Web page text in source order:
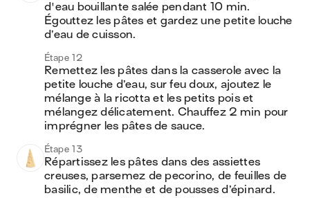
d'eau bouillante salée pendant 10 min.
Égouttez les pâtes et gardez une petite louche
d’eau de cuisson.
Étape 12
Remettez les pâtes dans la casserole avec la
petite louche d’eau, sur feu doux, ajoutez le
mélange à la ricotta et les petits pois et
mélangez délicatement. Chauffez 2 min pour
imprégner les pâtes de sauce.
Étape 13
Répartissez les pâtes dans des assiettes
creuses, parsemez de pecorino, de feuilles de
basilic, de menthe et de pousses d’épinard.